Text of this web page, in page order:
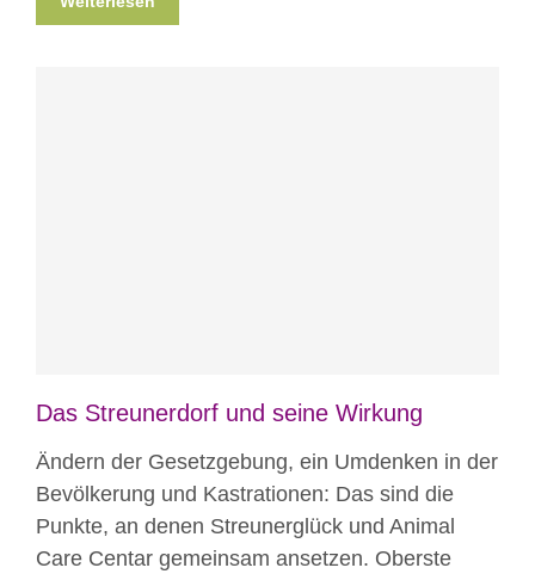
Das Streunerdorf und seine Wirkung
Ändern der Gesetzgebung, ein Umdenken in der
Bevölkerung und Kastrationen: Das sind die
Punkte, an denen Streunerglück und Animal
Care Centar gemeinsam ansetzen. Oberste